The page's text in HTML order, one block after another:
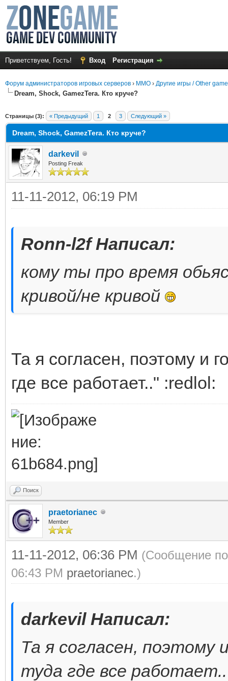
Приветствуем, Гость! Вход Регистрация
Форум администраторов игровых серверов › MMO › Другие игры / Other
Dream, Shock, GamezTera. Кто круче?
Страницы (3): « Предыдущий 1 2 3 Следующий »
Dream, Shock, GamezTera. Кто круче?
darkevil
Posting Freak
11-11-2012, 06:19 PM
Ronn-l2f Написал:
кому ты про время
кривой/не кривой
Та я согласен, поэтому и
где все работает.." :redlol:
Поиск
praetorianec
Member
11-11-2012, 06:36 PM (Сообщение
06:43 PM praetorianec.)
darkevil Написал:
Та я согласен, поэтому
туда где все